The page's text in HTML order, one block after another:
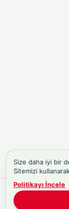
Size daha iyi bir
Sitemizi
Politikayı İncele